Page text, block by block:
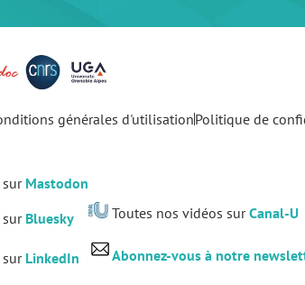
générales d'utilisationPolitique de
sur Mastodon
sur Bluesky
sur LinkedIn
Toutes nos vidéos surCanal-U
Abonnez-vous à notre